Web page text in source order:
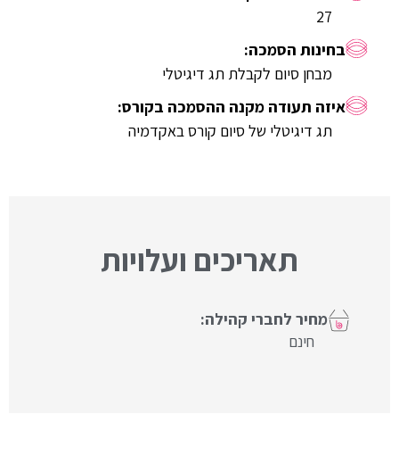
27
מבחן סיום לקבלת תג דיגיטלי
תג דיגיטלי של סיום קורס באקדמיה
תאריכים ועלויות
חינם